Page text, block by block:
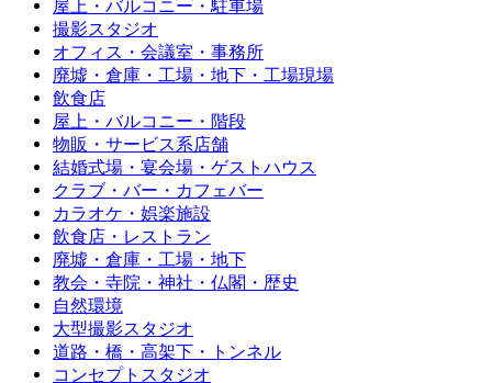
屋上・バルコニー・駐車場
撮影スタジオ
オフィス・会議室・事務所
廃墟・倉庫・工場・地下・工場現場
飲食店
屋上・バルコニー・階段
物販・サービス系店舗
結婚式場・宴会場・ゲストハウス
クラブ・バー・カフェバー
カラオケ・娯楽施設
飲食店・レストラン
廃墟・倉庫・工場・地下
教会・寺院・神社・仏閣・歴史
自然環境
大型撮影スタジオ
道路・橋・高架下・トンネル
コンセプトスタジオ